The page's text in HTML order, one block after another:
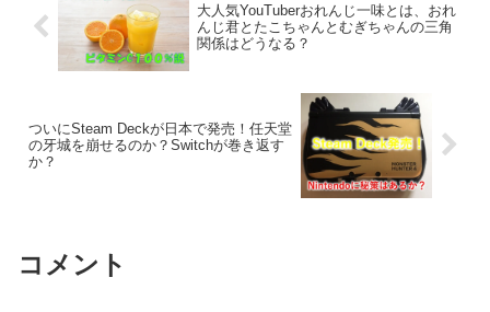
大人気YouTuberおれんじ一味とは、おれ
んじ君とたこちゃんとむぎちゃんの三角
関係はどうなる？
ついにSteam Deckが日本で発売！任天堂
の牙城を崩せるのか？Switchが巻き返す
か？
コメント